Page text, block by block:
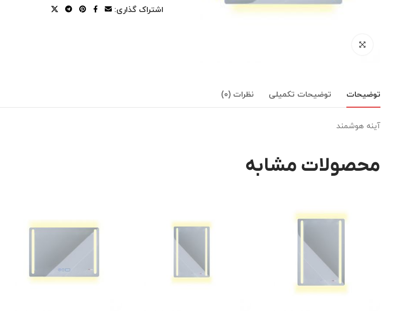
اشتراک گذاری:
توضیحات توضیحات تکمیلی نظرات (0)
آینه هوشمند
محصولات مشابه